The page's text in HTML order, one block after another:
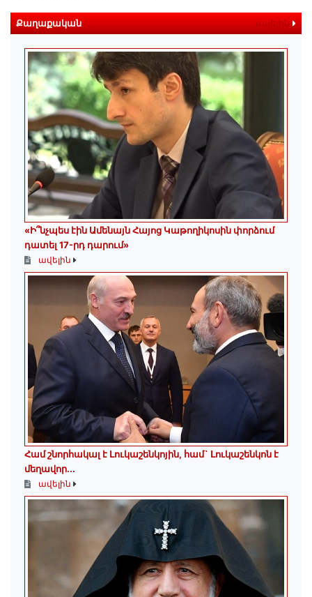
Քաղաքական ավելին
«Ի՞նչպես էին Ամենայն Հայոց Կաթողիկոսին փորձում
դատել 17-րդ դարում»
ավելին
Համ շնորհակալ է Լուկաշենկոյին, համ` Լուկաշենկոն է
մեղավոր․․․
ավելին